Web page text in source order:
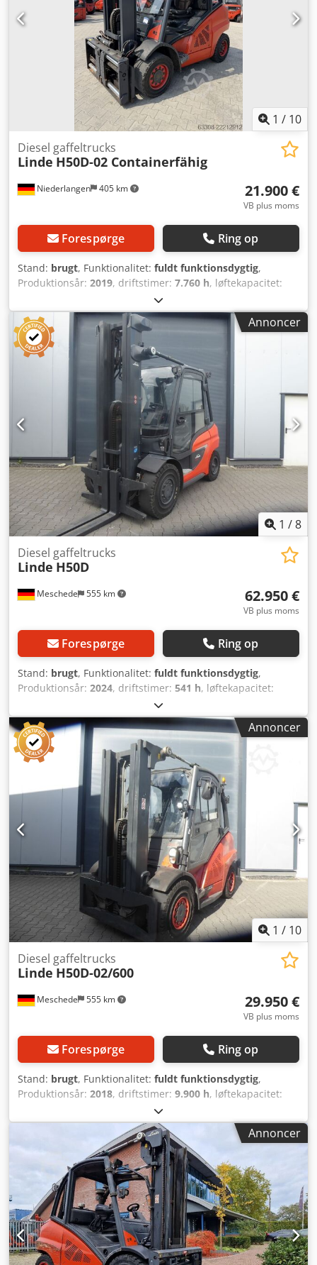
uden garantier (se vores generelle vilkår). Du er
velkommen til at bestille tid til en fremvisning og/eller en
prøvetur. Ring venligst i forvejen, da vi ikke altid er til
stede. Van de Wert Trading B.V. Bedrijfsstraat 3 5391 LR
1 / 10
Niederlangen 405 km
Diesel gaffeltrucks
Linde H50D-02 Containerfähig
21.900 €
VB plus moms
Forespørge Ring op
Stand: brugt, Funktionalitet: fuldt funktionsdygtig,
Produktionsår: 2019, driftstimer: 7.760 h, løftekapacitet:
2.700 mm
mastetype:duplex, drivtype:Diesel, Dieseltruck Masttype:
Duplex Stand: Klar til brug og fuldt funktionel Teknisk
stand: god Sideskifter, Chodpszg Rluefx Ag Hea 3. ventil, 4.
ventil,
Annoncer
1 /8
Meschede 555 km
Diesel gaffeltrucks
Linde H50D
62.950 €
VB plus moms
Forespørge Ring op
Stand: brugt, Funktionalitet: fuldt funktionsdygtig,
Produktionsår: 2024, driftstimer: 541 h, løftekapacitet:
5.560 mm
brændstoftype:diesel, mastetype:triplex, bygningshøjde:
2.870 mm, drivtype:Diesel, Dieselgabeltruck
Lasttyngdepunkt: 500 ISO-klasse: ISO-klasse 3 = 2.500 -
4.999 kg Masttype: Triplex Tilstand: Klar til brug og fuldt
funktionsdygtig Teknisk tilstand: meget god Chsdpfx Agjziq
Hdj Hja Dæk foran, type: Superelastik Dæk foran, tilstand:
80 - 100 % Dæk bagpå, type: Superelastik Dæk bagpå,
tilstand: 80 - 100 % Beskrivelse: Køretøjet vil blive UVV-
testet. Før levering får maskinen udført et serviceeftersyn
og rengøres. Efter ønske kan maskinen lakeres mod et
tillæg. 3. ventil, 4. ventil, arbejdslys bagpå, arbejdslys
foran, varme, partikelfilter, STVZO-godkendt, fuld kabine,
fuld løftehøjde, sikkerhedslys, LED.
Annoncer
1 / 10
Meschede 555 km
Diesel gaffeltrucks
Linde H50D-02/600
29.950 €
VB plus moms
Forespørge Ring op
Stand: brugt, Funktionalitet: fuldt funktionsdygtig,
Produktionsår: 2018, driftstimer: 9.900 h, løftekapacitet:
4.675 mm
brændstoftype:diesel, mastetype:triplex, bygningshøjde:
, drivtype:Diesel, Dieselgaffeltruck
Belastningscenter: 600 ISO-klasse: ISO-klasse 3 = 2.500 -
4.999 kg Masttype: Triplex Stand: Klar til brug og fuldt
funktionsdygtig Teknisk stand: god Forhjulstype:
Superelastik Cedpfx Agoziq E To Hoha Forhjulenes stand:
80 - 100 % Baghjulstype: Superelastik Baghjulenes stand:
40 - 60 % 3. ventil, 4. ventil, arbejdslygte bagpå,
arbejdslygte foran, varme, STVZO-godkendt, fuld kabine,
klimaanlæg, fuld frit løft, sikkerhedslys, rotationslampe
Annoncer